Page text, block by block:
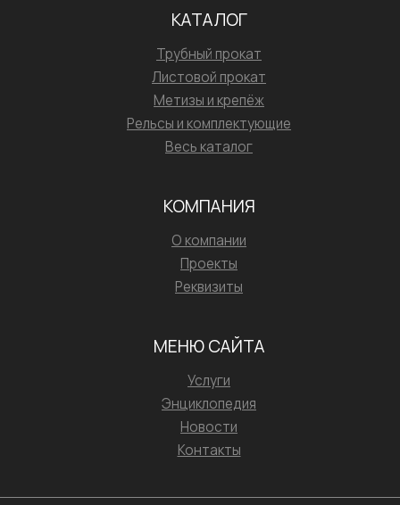
КАТАЛОГ
Трубный прокат
Листовой прокат
Метизы и крепёж
Рельсы и комплектующие
Весь каталог
КОМПАНИЯ
О компании
Проекты
Реквизиты
МЕНЮ САЙТА
Услуги
Энциклопедия
Новости
Контакты